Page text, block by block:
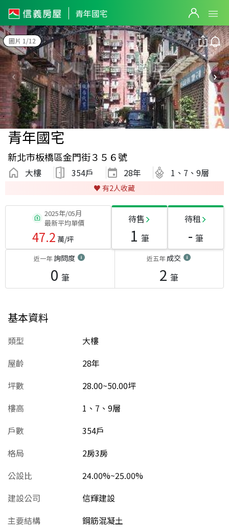
青年國宅
圖片 1/12
青年國宅
新北市板橋區金門街３５６號
大樓 354戶 28年 1、7、9層
♥️ 有2人收藏
2025年/05月
最新平均單價
47.2 萬/坪
待售
1 筆
待租
- 筆
近一年詢問度
0 筆
近五年成交
2 筆
基本資料
類型
大樓
屋齡
28年
坪數
28.00~50.00坪
樓高
1、7、9層
戶數
354戶
格局
2房3房
公設比
24.00%~25.00%
建設公司
信輝建設
主要結構
鋼筋混凝土